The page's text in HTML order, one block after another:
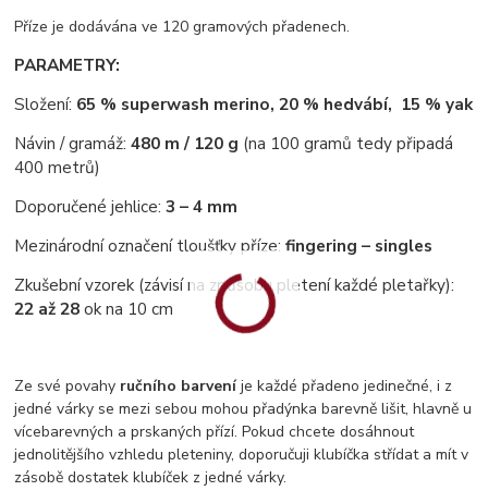
Příze je dodávána ve 120 gramových přadenech.
PARAMETRY:
Složení: 65 % superwash merino, 20 % hedvábí, 15 % yak
Návin / gramáž:480 m / 120 g (na 100 gramů tedy připadá
400 metrů)
Doporučené jehlice:3 – 4 mm
Mezinárodní označení tloušťky příze:fingering – singles
Zkušební vzorek (závisí na způsobu pletení každé pletařky):
22 až 28ok na 10 cm
Ze své povahy ručního barveníje každé přadeno jedinečné, i z
jedné várky se mezi sebou mohou přadýnka barevně lišit, hlavně u
vícebarevných a prskaných přízí. Pokud chcete dosáhnout
jednolitějšího vzhledu pleteniny, doporučuji klubíčka střídat a mít v
zásobě dostatek klubíček z jedné várky.